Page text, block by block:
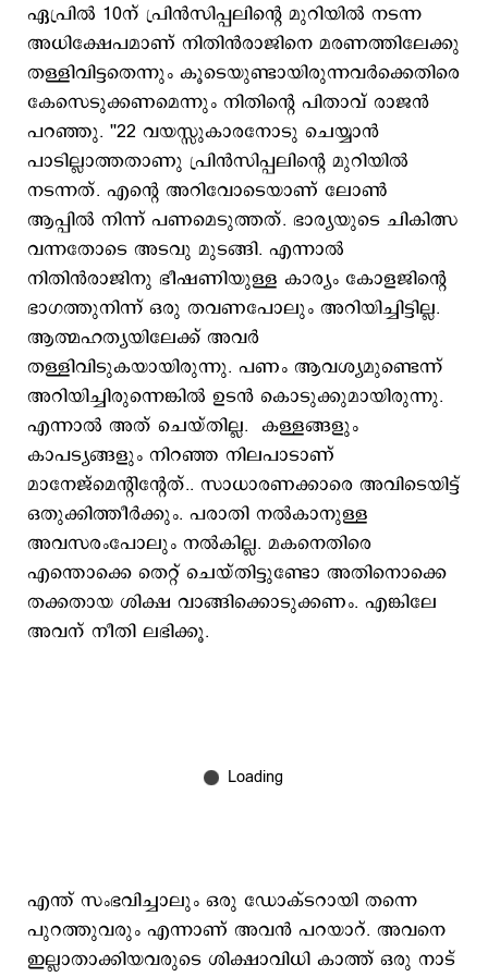
ഏപ്രിൽ 10ന് പ്രിൻസിപ്പലിന്‍റെ മുറിയിൽ നടന്ന
അധിക്ഷേപമാണ് നിതിൻരാജിനെ മരണത്തിലേക്കു
തള്ളിവിട്ടതെന്നും കൂടെയുണ്ടായിരുന്നവർക്കെതിരെ
കേസെടുക്കണമെന്നും നിതിന്‍റെ പിതാവ് രാജന്‍
പറഞ്ഞു. ''22 വയസ്സുകാരനോടു ചെയ്യാൻ
പാടില്ലാത്തതാണു പ്രിൻസിപ്പലിന്‍റെ മുറിയിൽ
നടന്നത്. എന്‍റെ അറിവോടെയാണ് ലോൺ
ആപ്പിൽ നിന്ന് പണമെടുത്തത്. ഭാര്യയുടെ ചികിത്സ
വന്നതോടെ അടവു മുടങ്ങി. എന്നാൽ
നിതിൻരാജിനു ഭീഷണിയുള്ള കാര്യം കോളജിന്‍റെ
ഭാഗത്തുനിന്ന് ഒരു തവണപോലും അറിയിച്ചിട്ടില്ല.
ആത്മഹത്യയിലേക്ക് അവർ
തള്ളിവിടുകയായിരുന്നു. പണം ആവശ്യമുണ്ടെന്ന്
അറിയിച്ചിരുന്നെങ്കിൽ ഉടൻ കൊടുക്കുമായിരുന്നു.
എന്നാൽ അത് ചെയ്തില്ല. കള്ളങ്ങളും
കാപട്യങ്ങളും നിറഞ്ഞ നിലപാടാണ്
മാനേജ്മെന്‍റിന്‍റേത്.. സാധാരണക്കാരെ അവിടെയിട്ട്
ഒതുക്കിത്തീർക്കും. പരാതി നൽകാനുള്ള
അവസരംപോലും നൽകില്ല. മകനെതിരെ
എന്തൊക്കെ തെറ്റ് ചെയ്തിട്ടുണ്ടോ അതിനൊക്കെ
തക്കതായ ശിക്ഷ വാങ്ങിക്കൊടുക്കണം. എങ്കിലേ
അവന് നീതി ലഭിക്കൂ.
എന്ത് സംഭവിച്ചാലും ഒരു ഡോക്ടറായി തന്നെ
പുറത്തുവരും എന്നാണ് അവൻ പറയാറ്. അവനെ
ഇല്ലാതാക്കിയവരുടെ ശിക്ഷാവിധി കാത്ത് ഒരു നാട്